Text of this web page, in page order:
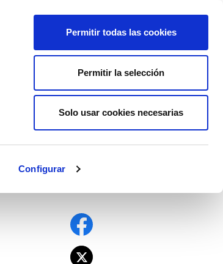
Configurar
Permitir todas las cookies
Permitir la selección
Solo usar cookies necesarias
AFÍLIATE